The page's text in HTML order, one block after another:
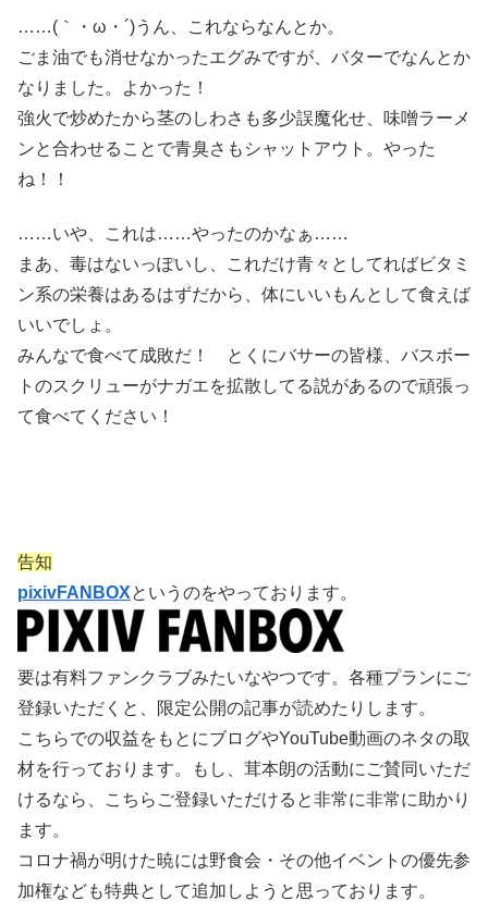
……(｀・ω・´)うん、これならなんとか。
ごま油でも消せなかったエグみですが、バターでなんとか
なりました。よかった！
強火で炒めたから茎のしわさも多少誤魔化せ、味噌ラーメ
ンと合わせることで青臭さもシャットアウト。やった
ね！！
……いや、これは……やったのかなぁ……
まあ、毒はないっぽいし、これだけ青々としてればビタミ
ン系の栄養はあるはずだから、体にいいもんとして食えば
いいでしょ。
みんなで食べて成敗だ！ とくにバサーの皆様、バスボー
トのスクリューがナガエを拡散してる説があるので頑張っ
て食べてください！
告知
pixivFANBOXというのをやっております。
要は有料ファンクラブみたいなやつです。各種プランにご
登録いただくと、限定公開の記事が読めたりします。
こちらでの収益をもとにブログやYouTube動画のネタの取
材を行っております。もし、茸本朗の活動にご賛同いただ
けるなら、こちらご登録いただけると非常に非常に助かり
ます。
コロナ禍が明けた暁には野食会・その他イベントの優先参
加権なども特典として追加しようと思っております。